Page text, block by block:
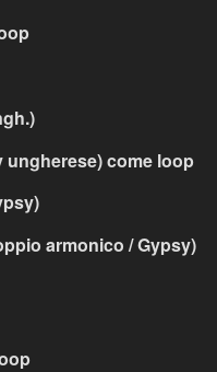
ungherese) come loop
armonico / Gypsy)